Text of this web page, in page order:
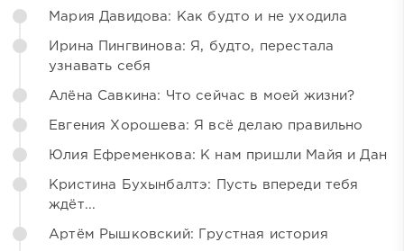
Мария Давидова: Как будто и не уходила
Ирина Пингвинова: Я, будто, перестала
узнавать себя
Алёна Савкина: Что сейчас в моей жизни?
Евгения Хорошева: Я всё делаю правильно
Юлия Ефременкова: К нам пришли Майя и Дан
Кристина Бухынбалтэ: Пусть впереди тебя
ждёт...
Артём Рышковский: Грустная история